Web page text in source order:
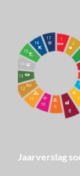
Jaarverslag